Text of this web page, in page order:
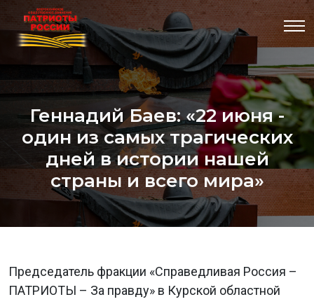
Геннадий Баев: «22 июня -
один из самых трагических
дней в истории нашей
страны и всего мира»
Председатель фракции «Справедливая Россия –
ПАТРИОТЫ – За правду» в Курской областной